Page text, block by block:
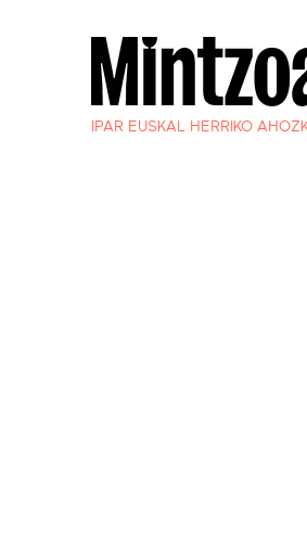
IPAR EUSKAL HERRIKO